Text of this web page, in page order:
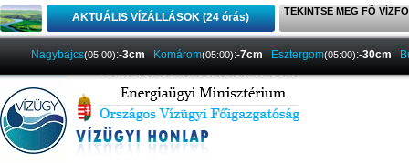
AKTUÁLIS VÍZÁLLÁSOK (24 órás) TEKINTSE MEG FŐ
Nagybajcs(05:00):-3cm Komárom(05:00):-7cm Esztergom(05:00):-30cm